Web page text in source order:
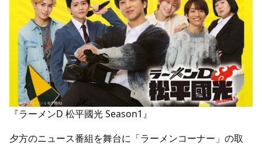
『ラーメンD 松平國光 Season1』
夕方のニュース番組を舞台に「ラーメンコーナー」の取